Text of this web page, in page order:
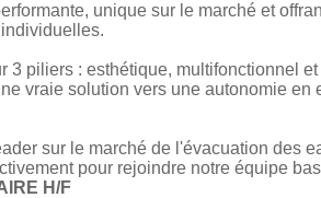
unique sur le marché et
3 piliers : esthétique, multifonctionnel
vraie solution vers une autonomie
sur le marché de l'évacuation des
pour rejoindre notre équipe
H/F